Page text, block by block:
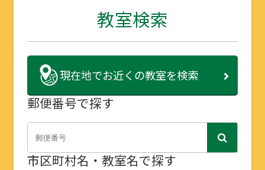
教室検索
現在地でお近くの教室を検索
郵便番号で探す
市区町村名・教室名で探す